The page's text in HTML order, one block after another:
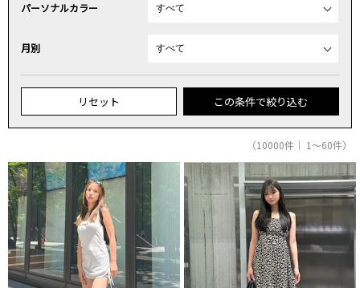
パーソナルカラー
月別
リセット この条件で絞り込む
（10000件｜ 1～60件）